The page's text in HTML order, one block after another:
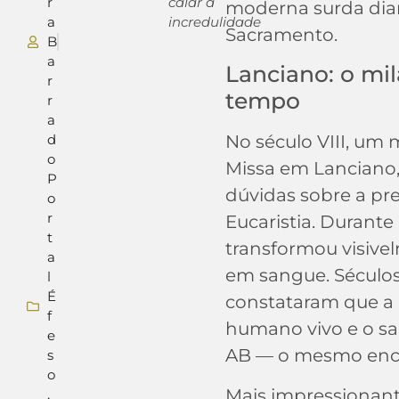
a
B
a
r
r
a
d
o
P
o
r
t
a
l
É
f
e
s
o
,
incredulidade
moderna surda
Sacramento.
Lanciano: o
tempo
No século VIII, um
Missa em
dúvidas sobre a
Eucaristia.
transformou
em sangue.
constataram que
humano vivo e o
AB — o mesmo